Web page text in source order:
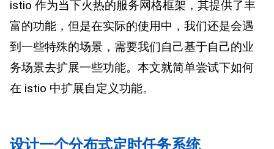
istio 作为当下火热的服务网格框架，其提供了丰
富的功能，但是在实际的使用中，我们还是会遇
到一些特殊的场景，需要我们自己基于自己的业
务场景去扩展一些功能。本文就简单尝试下如何
在 istio 中扩展自定义功能。
设计一个分布式定时任务系统